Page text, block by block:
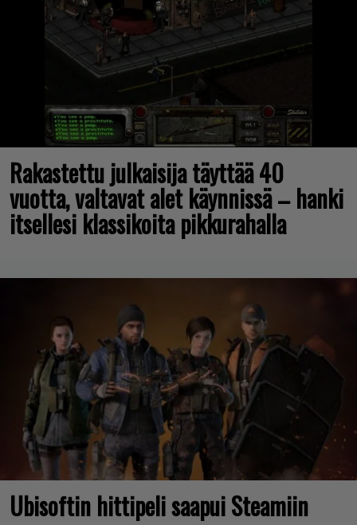
Rakastettu julkaisija täyttää 40
vuotta, valtavat alet käynnissä – hanki
itsellesi klassikoita pikkurahalla
Ubisoftin hittipeli saapui Steamiin